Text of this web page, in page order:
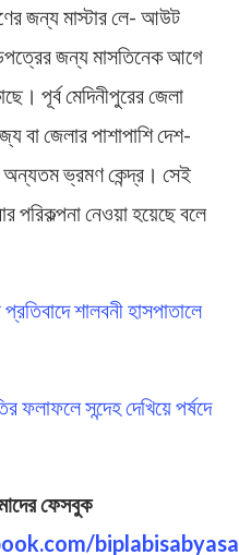
জন্য মাস্টার লে- আউট
জন্য মাসতিনেক আগে
পূর্ব মেদিনীপুরের জেলা
বা জেলার পাশাপাশি দেশ-
অন্যতম ভ্রমণ কেন্দ্র। সেই
পরিকল্পনা নেওয়া হয়েছে বলে
শালবনী হাসপাতালে
সন্দেহ দেখিয়ে পর্ষদে
ফেসবুক